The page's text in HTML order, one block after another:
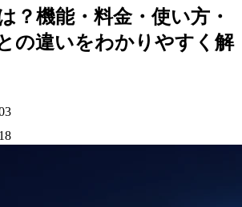
？機能・料金・使い方・
の違いをわかりやすく解